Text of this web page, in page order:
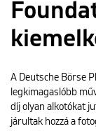
A Deutsche Börse
legkimagaslóbb
díj olyan alkotókat
járultak hozzá a